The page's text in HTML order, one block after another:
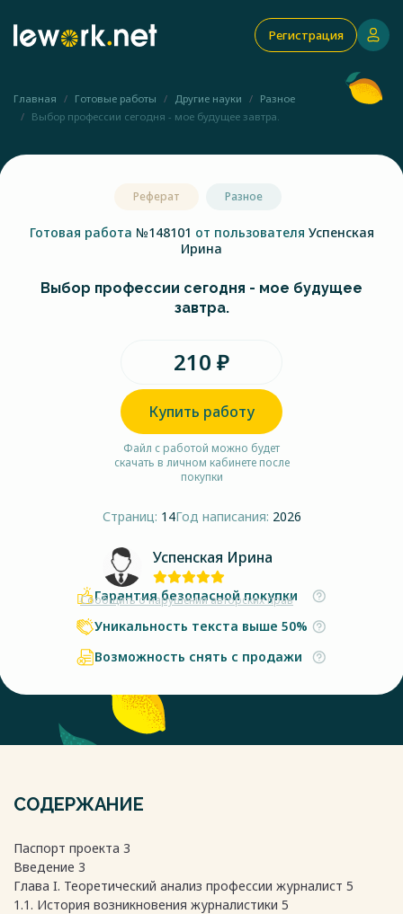
Регистрация
Главная Готовые работы Другие науки
Разное
Выбор профессии сегодня - мое будущее завтра.
Реферат Разное
Готовая работа №148101 от пользователя Успенская
Ирина
Выбор профессии сегодня - мое будущее
завтра.
210 ₽
Купить работу
Файл с работой можно будет
скачать в личном кабинете после
покупки
Страниц: 14Год написания: 2026
Успенская Ирина
Сообщить о нарушении авторских прав
Гарантия безопасной покупки
Уникальность текста выше 50%
Возможность снять с продажи
СОДЕРЖАНИЕ
Паспорт проекта 3
Введение 3
Глава I. Теоретический анализ профессии журналист 5
1.1. История возникновения журналистики 5